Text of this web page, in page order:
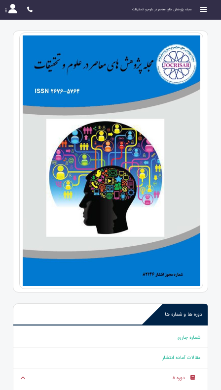
مجله پژوهش های معاصر در علوم و تحقیقات
دوره ها و شماره ها
شماره جاری
مقالات آماده انتشار
دوره 8